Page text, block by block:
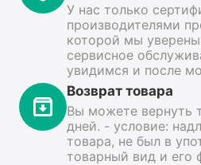
У нас только
производителями
которой мы
сервисное
увидимся и после
Возврат товара
Вы можете вернуть
дней. - условие:
товара, не был в
товарный вид и его